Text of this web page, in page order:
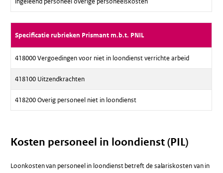
Specificatie rubrieken Prismant m.b.t. PNIL
418000 Vergoedingen voor niet in loondienst verrichte arbeid
418100 Uitzendkrachten
418200 Overig personeel niet in loondienst
Kosten personeel in loondienst (PIL)
Loonkosten van personeel in loondienst betreft de salariskosten van in